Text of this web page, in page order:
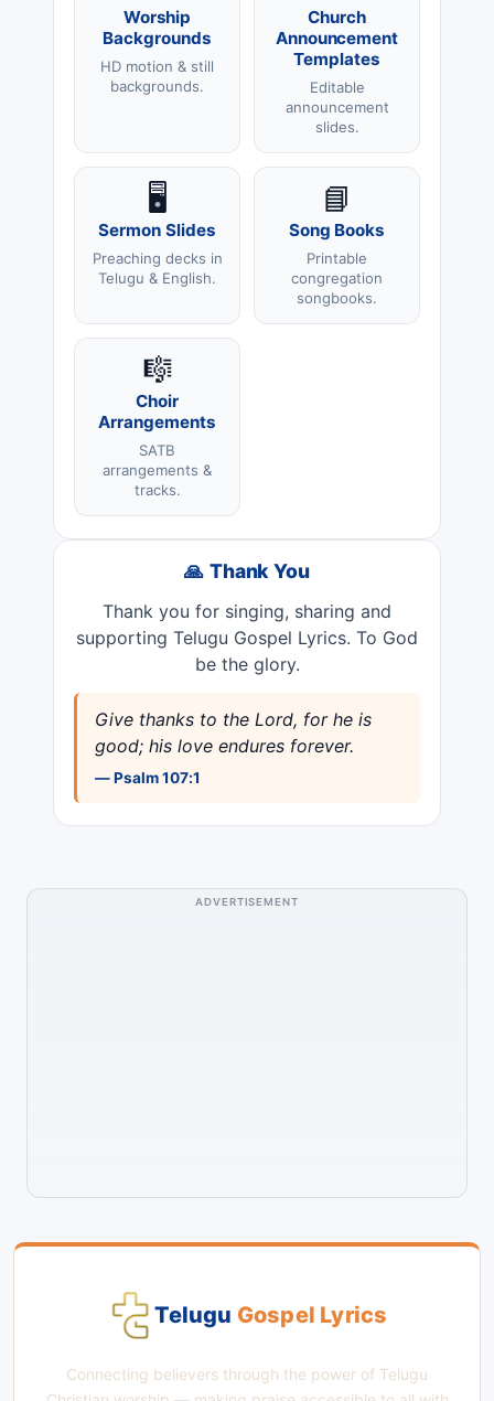
Worship
Backgrounds
HD motion & still
backgrounds.
Church
Announcement
Templates
Editable
announcement
slides.
🖥️
Sermon Slides
Preaching decks in
Telugu & English.
📘
Song Books
Printable
congregation
songbooks.
🎼
Choir
Arrangements
SATB
arrangements &
tracks.
🙏 Thank You
Thank you for singing, sharing and
supporting Telugu Gospel Lyrics. To God
be the glory.
Give thanks to the Lord, for he is
good; his love endures forever.
— Psalm 107:1
ADVERTISEMENT
Telugu Gospel Lyrics
Connecting believers through the power of Telugu